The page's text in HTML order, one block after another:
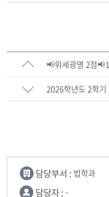
📢위세광명 2점
내
2026학년도 2학
담당부서 : 법학과
담당자 : -